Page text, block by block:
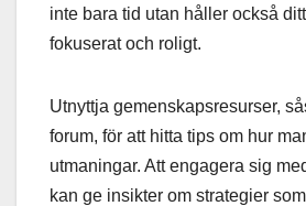
inte bara tid utan håller också
fokuserat och roligt.
Utnyttja gemenskapsresurser,
forum, för att hitta tips om hur
utmaningar. Att engagera sig
kan ge insikter om strategier